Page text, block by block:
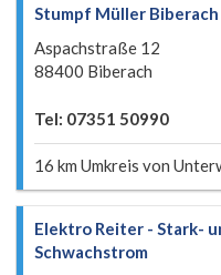
Stumpf Müller Biberach
Aspachstraße 12
88400 Biberach
Tel: 07351 50990
16 km Umkreis von
Elektro Reiter - Stark-
Schwachstrom